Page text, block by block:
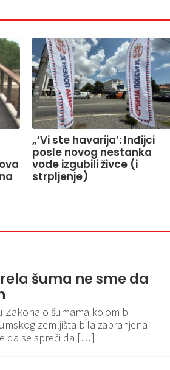
„‘Vi ste havarija’: Inđijci
posle novog nestanka
vode izgubili živce (i
strpljenje)
šuma ne sme da
o šumama kojom bi
zemljišta bila zabranjena
da se spreči da […]